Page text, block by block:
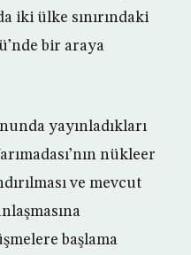
iki ülke sınırındaki
bir araya
yayınladıkları
nükleer
ve mevcut
başlama